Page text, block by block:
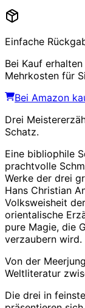
Einfache
Bei Kauf
Mehrkosten für
Bei Amazon
Drei
Schatz.
Eine bibliophile
prachtvolle
Werke der drei
Hans Christian
Volksweisheit
orientalische
pure Magie, die
verzaubern wird.
Von der
Weltliteratur
Die drei in